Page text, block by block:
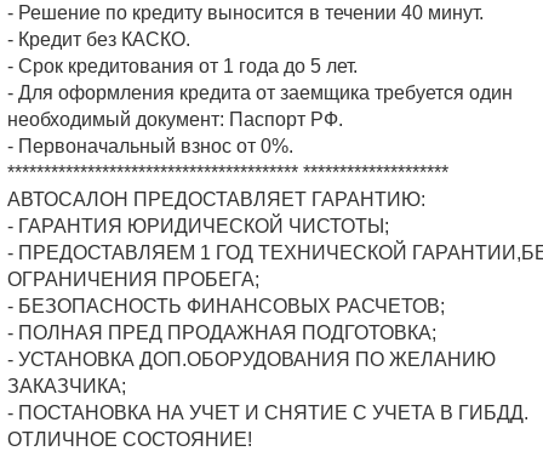
- Решение по кредиту выносится в течении 40 минут.
- Кредит без КАСКО.
- Срок кредитования от 1 года до 5 лет.
- Для оформления кредита от заемщика требуется один
необходимый документ: Паспорт РФ.
- Первоначальный взнос от 0%.
**************************************** ********************
АВТОСАЛОН ПРЕДОСТАВЛЯЕТ ГАРАНТИЮ:
- ГАРАНТИЯ ЮРИДИЧЕСКОЙ ЧИСТОТЫ;
- ПРЕДОСТАВЛЯЕМ 1 ГОД ТЕХНИЧЕСКОЙ
ОГРАНИЧЕНИЯ ПРОБЕГА;
- БЕЗОПАСНОСТЬ ФИНАНСОВЫХ РАСЧЕТОВ;
- ПОЛНАЯ ПРЕД ПРОДАЖНАЯ ПОДГОТОВКА;
- УСТАНОВКА ДОП.ОБОРУДОВАНИЯ ПО ЖЕЛАНИЮ
ЗАКАЗЧИКА;
- ПОСТАНОВКА НА УЧЕТ И СНЯТИЕ С УЧЕТА В ГИБДД.
ОТЛИЧНОЕ СОСТОЯНИЕ!